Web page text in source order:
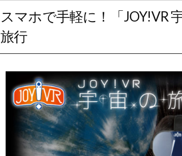
スマホで手軽に！「JOY!VR
旅行